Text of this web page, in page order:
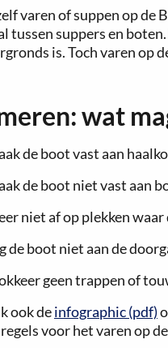
varen of suppen op de
tussen suppers en
is. Toch varen op
wat
de boot vast aan
de boot niet vast aan
niet af op plekken
de boot niet aan de
geen trappen of
ook deinfographic (pdf)
voor het varen op